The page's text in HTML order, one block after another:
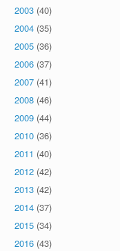
2003 (40)
2004 (35)
2005 (36)
2006 (37)
2007 (41)
2008 (46)
2009 (44)
2010 (36)
2011 (40)
2012 (42)
2013 (42)
2014 (37)
2015 (34)
2016 (43)